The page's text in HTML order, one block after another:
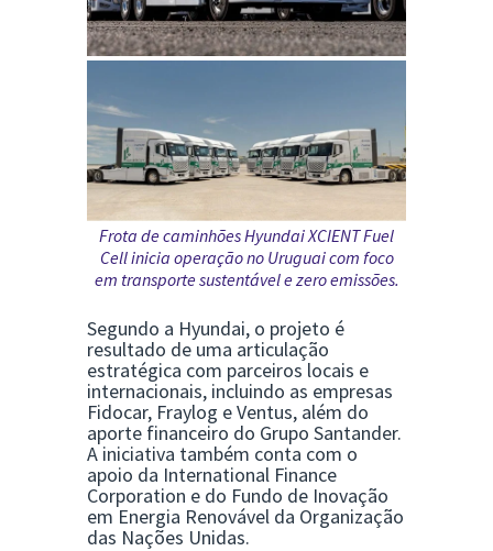
Frota de caminhõesHyundai XCIENT Fuel
Cellinicia operação no Uruguaicom foco
em transporte sustentável e zero emissões.
Segundo a Hyundai, o projeto é
resultado de uma articulação
estratégica com parceiros locais e
internacionais, incluindo as empresas
Fidocar, Fraylog eVentus, além do
aporte financeiro do Grupo Santander.
A iniciativa também conta com o
apoio da International Finance
Corporation e do Fundo de Inovação
em Energia Renovável da Organização
das Nações Unidas.